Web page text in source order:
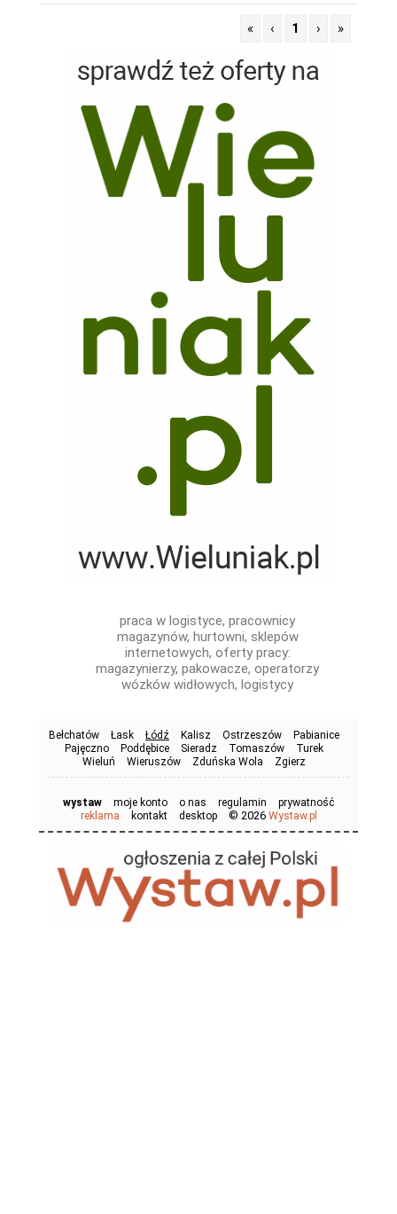
« ‹ 1 › »
praca w logistyce, pracownicy
magazynów, hurtowni, sklepów
internetowych, oferty pracy:
magazynierzy, pakowacze, operatorzy
wózków widłowych, logistycy
Bełchatów Łask Łódź Kalisz Ostrzeszów
Pabianice
Pajęczno
Poddębice Sieradz Tomaszów
Turek
Wieluń
Wieruszów Zduńska Wola Zgierz
wystaw moje konto o nas regulamin
prywatność
reklama
kontakt desktop © 2026 Wystaw.pl